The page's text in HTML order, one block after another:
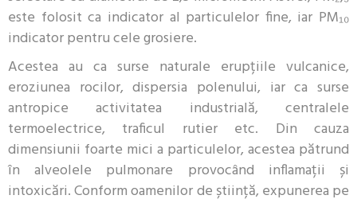
este folosit ca indicator al particulelor fine, iar PM₁₀
indicator pentru cele grosiere.
Acestea au ca surse naturale erupțiile vulcanice,
eroziunea rocilor, dispersia polenului, iar ca surse
antropice activitatea industrială, centralele
termoelectrice, traficul rutier etc. Din cauza
dimensiunii foarte mici a particulelor, acestea pătrund
în alveolele pulmonare provocând inflamații și
intoxicări. Conform oamenilor de știință, expunerea pe